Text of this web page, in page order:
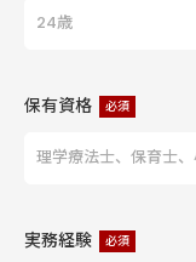
保有資格 必須
実務経験 必須